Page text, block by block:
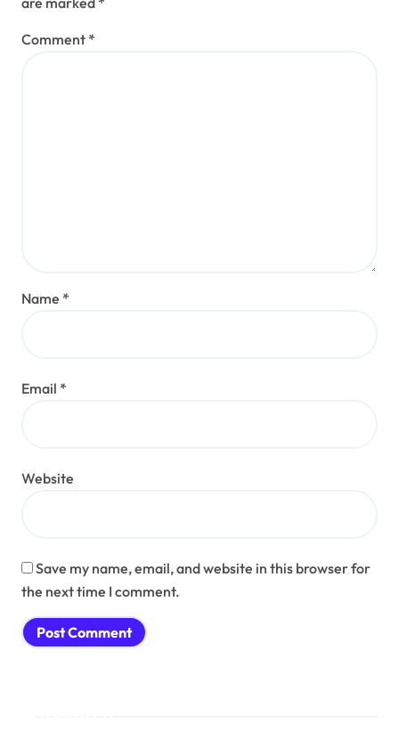
Comment *
Name *
Email *
Website
Save my name, email, and website in this browser for
the next time I comment.